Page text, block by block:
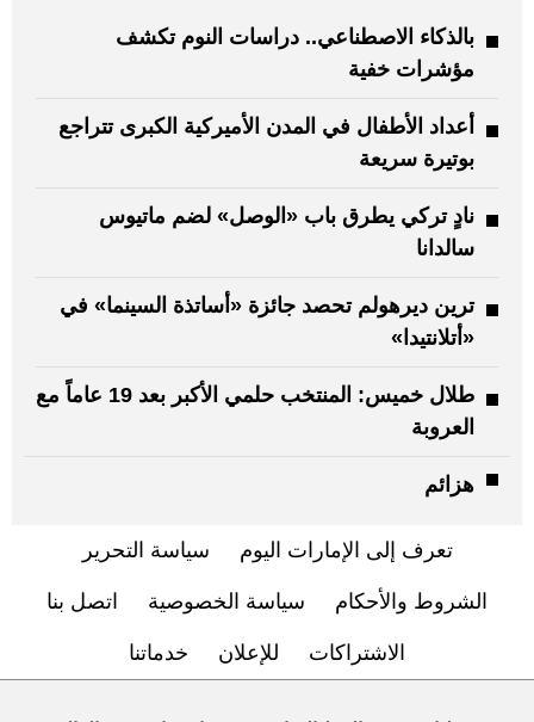
بالذكاء الاصطناعي.. دراسات النوم تكشف
مؤشرات خفية
أعداد الأطفال في المدن الأميركية الكبرى تتراجع
بوتيرة سريعة
نادٍ تركي يطرق باب «الوصل» لضم ماتيوس
سالدانا
ترين ديرهولم تحصد جائزة «أساتذة السينما» في
«أتلانتيدا»
طلال خميس: المنتخب حلمي الأكبر بعد 19 عاماً مع
العروبة
هزائم
تعرف إلى الإمارات اليوم سياسة التحرير
الشروط والأحكام سياسة الخصوصية اتصل بنا
الاشتراكات للإعلان خدماتنا